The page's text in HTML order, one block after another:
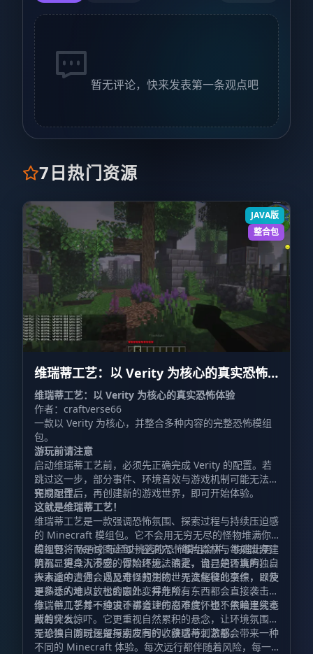
暂无评论，快来发表第一条观点吧
7日热门资源
JAVA版
整合包
维瑞蒂工艺：以 Verity 为核心的真实恐怖
体验 VerityCraft: A Realistic Horror
Experience with Verity
维瑞蒂工艺：以 Verity 为核心的真实恐怖体验
作者：craftverse66
一款以 Verity 为核心，并整合多种内容的完整恐怖模组
包。
游玩前请注意
启动维瑞蒂工艺前，必须先正确完成 Verity 的配置。若
跳过这一步，部分事件、环境音效与游戏机制可能无法按
预期运作。
完成配置后，再创建新的游戏世界，即可开始体验。
这就是维瑞蒂工艺！
维瑞蒂工艺是一款强调恐怖氛围、探索过程与持续压迫感
的 Minecraft 模组包。它不会用无穷无尽的怪物堆满你
的视野，而是试图让每一座洞穴、每片森林与每处废弃建
筑都显得令人不安。你始终无法确定，自己是否真的独自
一人。
模组包将 Verity 与经过挑选的恐怖模组合并，构建出更
阴沉、更具沉浸感的冒险环境。浓雾、诡异的环境声、令
人不适的遭遇，以及难以预测的世界变化彼此交织，即使
是熟悉的地点，也会因此变得危险。
探索途中，你会遇见奇怪的生物、无法解释的事件，以及
更多让人难以放松的意外。并非所有东西都会直接袭击
你，但几乎每一种设计都会让你忍不住怀疑：黑暗里究竟
藏着什么。
维瑞蒂工艺并不追求不讲道理的高难度，也不依赖连续不
断的突发惊吓。它更重视自然累积的悬念，让环境氛围主
导恐惧，同时保留探索应有的收获感与刺激感。
无论独自游玩还是与朋友同行，维瑞蒂工艺都会带来一种
不同的 Minecraft 体验。每次远行都伴随着风险，每一